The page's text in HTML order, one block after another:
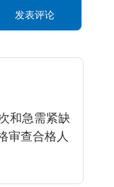
发表评论
和急需紧缺
审查合格人